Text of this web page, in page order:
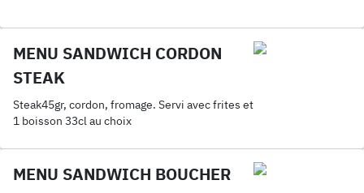
MENU SANDWICH CORDON
STEAK
Steak45gr, cordon, fromage. Servi avec frites et
1 boisson 33cl au choix
MENU SANDWICH BOUCHER